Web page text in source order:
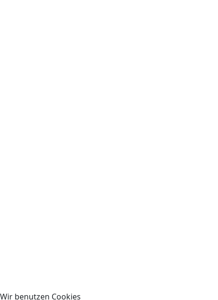
Wir benutzen Cookies